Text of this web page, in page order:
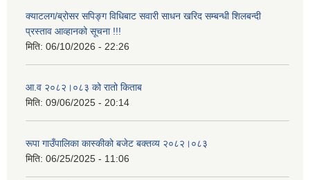
क्याटलग/ब्रोसर सपिङ्ग विधिबाट सवारी साधन खरिद सम्बन्धी शिलबन्दी
प्रस्ताव आव्हानको सूचना !!!
मिति: 06/10/2026 - 22:26
आ.व २०८२।०८३ को रातो किताब
मिति: 09/06/2025 - 20:14
रूपा गाउँपालिका कास्कीको बजेट बक्तव्य २०८२।०८३
मिति: 06/25/2025 - 11:06